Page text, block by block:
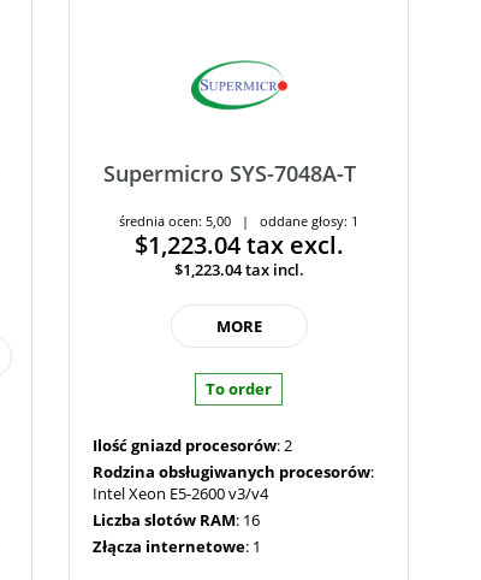
Supermicro SYS-7048A-T
średnia ocen: 5,00 | oddane głosy: 1
$1,223.04tax excl.
$1,223.04tax incl.
MORE
To order
Ilość gniazd procesorów: 2
Rodzina obsługiwanych procesorów:
Intel Xeon E5-2600 v3/v4
Liczba slotów RAM: 16
Złącza internetowe: 1